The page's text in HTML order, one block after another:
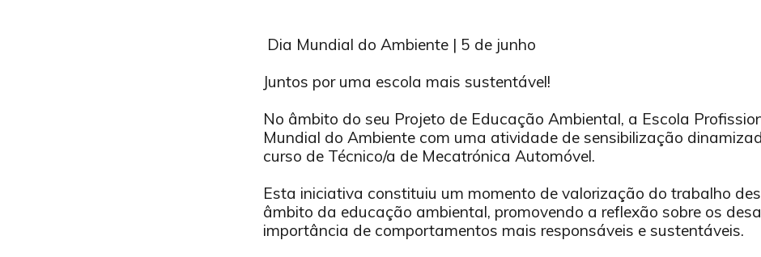
Dia Mundial do Ambiente | 5 de junho
Juntos por uma escola mais sustentável!
No âmbito do seu Projeto de Educação Ambiental, a Escola
Mundial do Ambiente com uma atividade de sensibilização
curso de Técnico/a de Mecatrónica Automóvel.
Esta iniciativa constituiu um momento de valorização do trabalho
âmbito da educação ambiental, promovendo a reflexão sobre os
importância de comportamentos mais responsáveis e sustentáveis.